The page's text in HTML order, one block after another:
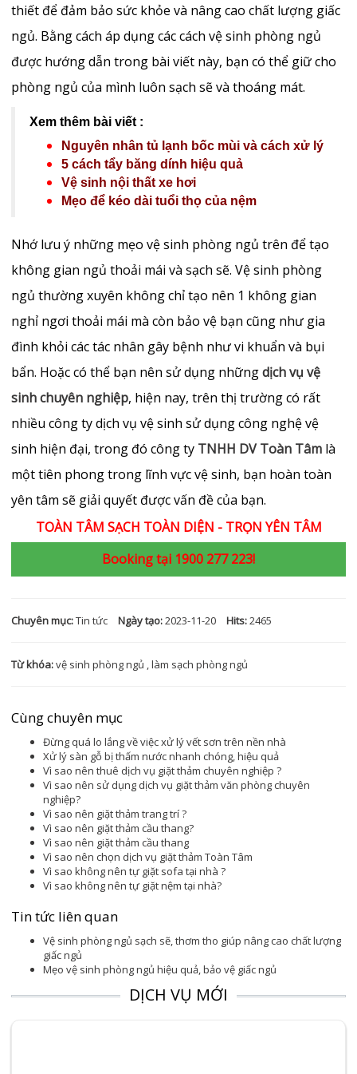
thiết để đảm bảo sức khỏe và nâng cao chất lượng giấc
ngủ. Bằng cách áp dụng các cách vệ sinh phòng ngủ
được hướng dẫn trong bài viết này, bạn có thể giữ cho
phòng ngủ của mình luôn sạch sẽ và thoáng mát.
Xem thêm bài viết :
Nguyên nhân tủ lạnh bốc mùi và cách xử lý
5 cách tẩy băng dính hiệu quả
Vệ sinh nội thất xe hơi
Mẹo để kéo dài tuổi thọ của nệm
Nhớ lưu ý những mẹo vệ sinh phòng ngủ trên để tạo
không gian ngủ thoải mái và sạch sẽ. Vệ sinh phòng
ngủ thường xuyên không chỉ tạo nên 1 không gian
nghỉ ngơi thoải mái mà còn bảo vệ bạn cũng như gia
đình khỏi các tác nhân gây bệnh như vi khuẩn và bụi
bẩn. Hoặc có thể bạn nên sử dụng nhữngdịch vụ vệ
sinh chuyên nghiệp, hiện nay, trên thị trường có rất
nhiều công ty dịch vụ vệ sinh sử dụng công nghệ vệ
sinh hiện đại, trong đó công ty TNHH DV Toàn Tâm là
một tiên phong trong lĩnh vực vệ sinh, bạn hoàn toàn
yên tâm sẽ giải quyết được vấn đề của bạn.
TOÀN TÂM SẠCH TOÀN DIỆN - TRỌN YÊN TÂM
Booking tại 1900 277 223!
Chuyên mục:Tin tức Ngày tạo:2023-11-20 Hits:2465
Từ khóa:vệ sinh phòng ngủ ,làm sạch phòng ngủ
Cùng chuyên mục
Đừng quá lo lắng về việc xử lý vết sơn trên nền nhà
Xử lý sàn gỗ bị thấm nước nhanh chóng, hiệu quả
Vì sao nên thuê dịch vụ giặt thảm chuyên nghiệp ?
Vì sao nên sử dụng dịch vụ giặt thảm văn phòng chuyên
nghiệp?
Vì sao nên giặt thảm trang trí ?
Vì sao nên giặt thảm cầu thang?
Vì sao nên giặt thảm cầu thang
Vì sao nên chọn dịch vụ giặt thảm Toàn Tâm
Vì sao không nên tự giặt sofa tại nhà ?
Vì sao không nên tự giặt nệm tại nhà?
Tin tức liên quan
Vệ sinh phòng ngủ sạch sẽ, thơm tho giúp nâng cao chất lượng
giấc ngủ
Mẹo vệ sinh phòng ngủ hiệu quả, bảo vệ giấc ngủ
DỊCH VỤ MỚI